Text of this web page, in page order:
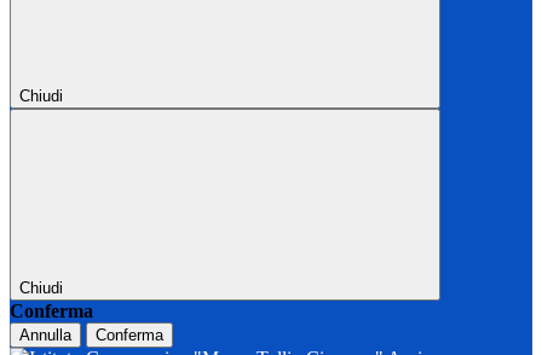
Chiudi
Chiudi
Conferma
Annulla Conferma